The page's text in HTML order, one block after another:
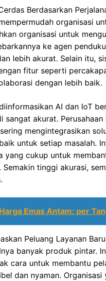
Berdasarkan
organisasi
organisasi untuk
ke agen
lebih akurat. Selain itu,
fitur seperti
dengan lebih baik.
AI dan IoT
akurat.
mengintegrasikan
untuk setiap masalah.
yang cukup untuk
tinggi akurasi,
Emas Antam: per
Peluang Layanan
banyak produk pintar.
cara untuk membantu
dan nyaman.